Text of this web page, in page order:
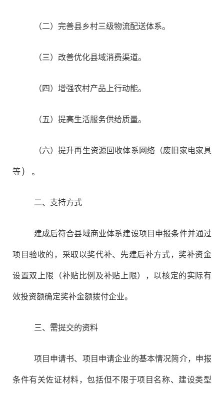
（二）完善县乡村三级物流配送体系。
（三）改善优化县域消费渠道。
（四）增强农村产品上行动能。
（五）提高生活服务供给质量。
（六）提升再生资源回收体系网络（废旧家电家具
等）。
二、支持方式
建成后符合县域商业体系建设项目申报条件并通过
项目验收的，采取以奖代补、先建后补方式，奖补资金
设置双上限（补贴比例及补贴上限），以核定的实际有
效投资额确定奖补金额拨付企业。
三、需提交的资料
项目申请书、项目申请企业的基本情况简介，申报
条件有关佐证材料，包括但不限于项目名称、建设类型